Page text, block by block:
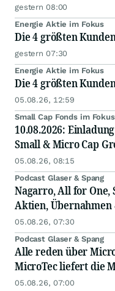
gestern 08:00
Energie Aktie im Fokus
Die 4 größten
gestern 07:30
Energie Aktie im Fokus
Die 4 größten
05.08.26, 12:59
Small Cap Fonds im Fokus
10.08.2026:
Small & Micro Cap
05.08.26, 08:15
Podcast Glaser & Spang
Nagarro, All for One,
Aktien, Übernahmen
05.08.26, 07:30
Podcast Glaser & Spang
Alle reden über
MicroTec liefert die
05.08.26, 07:00